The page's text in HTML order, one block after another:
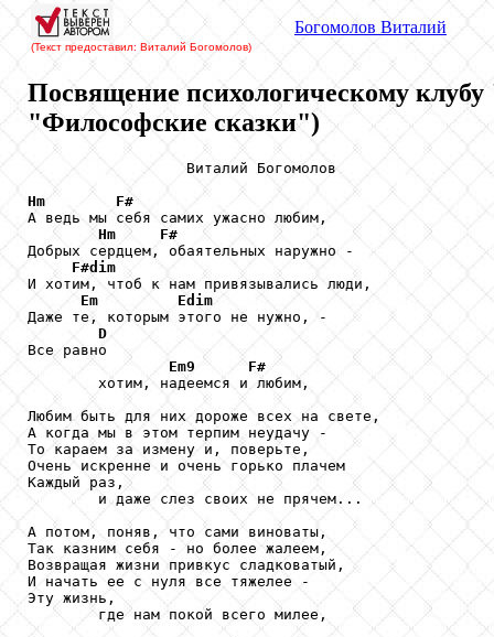
(Текст предоставил: Виталий Богомолов)
Богомолов Виталий
Посвящение психологическому
"Философские сказки")
                  Виталий Богомолов
Hm
F#
А ведь мы себя самих ужасно любим,
Hm
F#
Добрых сердцем, обаятельных наружно -
F#dim
И хотим, чтоб к нам привязывались люди,
Em
Edim
Даже те, которым этого не нужно, -
D
Все равно
Em9
F#
        хотим, надеемся и любим,
Любим быть для них дороже всех на свете,
А когда мы в этом терпим неудачу -
То караем за измену и, поверьте,
Очень искренне и очень горько плачем
Каждый раз,
        и даже слез своих не прячем...
А потом, поняв, что сами виноваты,
Так казним себя - но более жалеем,
Возвращая жизни привкус сладковатый,
И начать ее с нуля все тяжелее -
Эту жизнь,
        где нам покой всего милее,